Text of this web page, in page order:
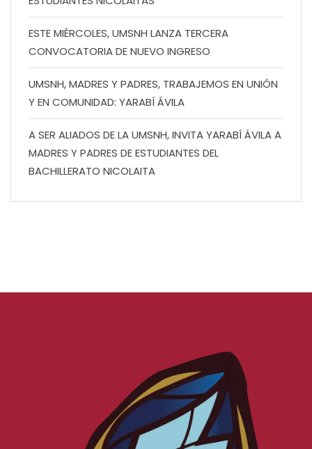
ESTE MIÉRCOLES, UMSNH LANZA TERCERA
CONVOCATORIA DE NUEVO INGRESO
UMSNH, MADRES Y PADRES, TRABAJEMOS EN UNIÓN
Y EN COMUNIDAD: YARABÍ ÁVILA
A SER ALIADOS DE LA UMSNH, INVITA YARABÍ ÁVILA A
MADRES Y PADRES DE ESTUDIANTES DEL
BACHILLERATO NICOLAITA